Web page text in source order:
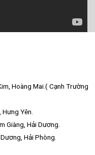
Hoàng Mai.( Cạnh Trường
Yên.
Giàng, Hải Dương.
Hải Phòng.